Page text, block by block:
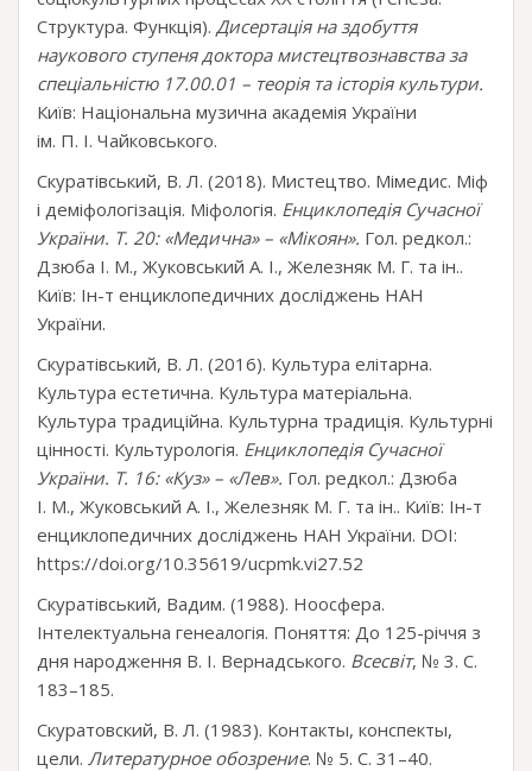
Структура. Функція). Дисертація на здобуття
наукового ступеня доктора мистецтвознавства за
спеціальністю 17.00.01 – теорія та історія культури.
Київ: Національна музична академія України
iм. П. I. Чайковського.
Скуратівський, В. Л. (2018). Мистецтво. Мімедис. Міф
і деміфологізація. Міфологія. Енциклопедія Cучасної
України. Т. 20: «Медична» – «Мікоян». Гол. редкол.:
Дзюба І. М., Жуковський А. І., Железняк М. Г. та ін..
Київ: Ін-т енциклопедичних досліджень НАН
України.
Скуратівський, В. Л. (2016). Культура елітарна.
Культура естетична. Культура матеріальна.
Культура традиційна. Культурна традиція. Культурні
цінності. Культурологія. Енциклопедія Cучасної
України. Т. 16: «Куз» – «Лев». Гол. редкол.: Дзюба
І. М., Жуковський А. І., Железняк М. Г. та ін.. Київ: Ін-т
енциклопедичних досліджень НАН України. DOI:
https://doi.org/10.35619/ucpmk.vi27.52
Скуратівський, Вадим. (1988). Ноосфера.
Інтелектуальна генеалогія. Поняття: До 125-річчя з
дня народження В. І. Вернадського. Всесвіт, № 3. С.
183–185.
Скуратовский, В. Л. (1983). Контакты, конспекты,
цели. Литературное обозрение. № 5. С. 31–40.